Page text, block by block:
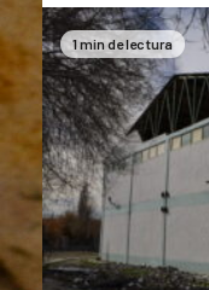
1 min de lectura